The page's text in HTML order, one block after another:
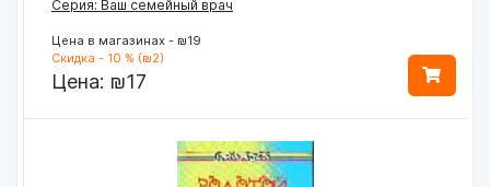
Серия: Ваш семейный врач
Цена в магазинах - ₪19
Скидка - 10 % (₪2)
Цена: ₪17